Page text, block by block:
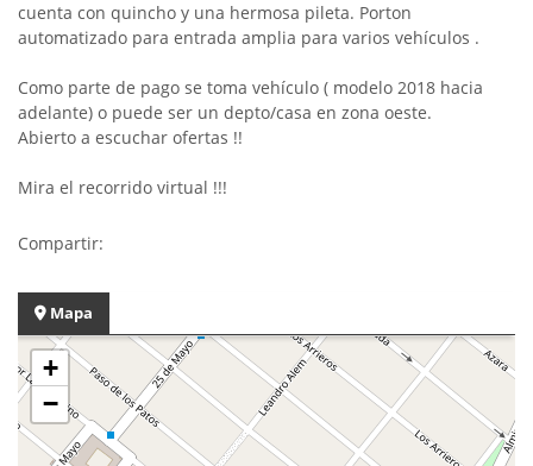
cuenta con quincho y una hermosa pileta. Porton
automatizado para entrada amplia para varios vehículos .
Como parte de pago se toma vehículo ( modelo 2018 hacia
adelante) o puede ser un depto/casa en zona oeste.
Abierto a escuchar ofertas !!
Mira el recorrido virtual !!!
Compartir:
Mapa
+
−